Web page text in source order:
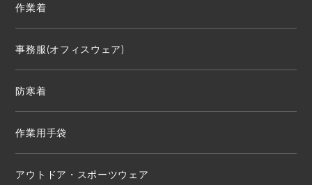
作業着
事務服(オフィスウェア)
防寒着
作業用手袋
アウトドア・スポーツウェア